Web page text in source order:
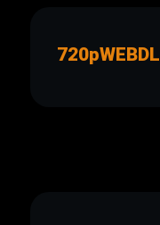
720pWEBDL